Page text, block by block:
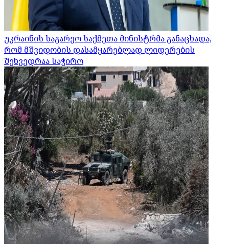
უკრაინის საგარეო საქმეთა მინისტრმა განაცხადა,
რომ მშვიდობის დასამყარებლად ლიდერების
შეხვედრაა საჭირო